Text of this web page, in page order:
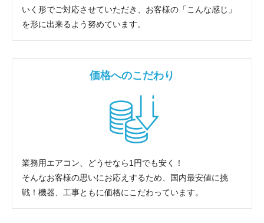
いく形でご対応させていただき、お客様の「こんな感じ」
を形に出来るよう努めています。
価格へのこだわり
業務用エアコン、どうせなら1円でも安く！
そんなお客様の思いにお応えするため、国内最安値に挑
戦！機器、工事ともに価格にこだわっています。